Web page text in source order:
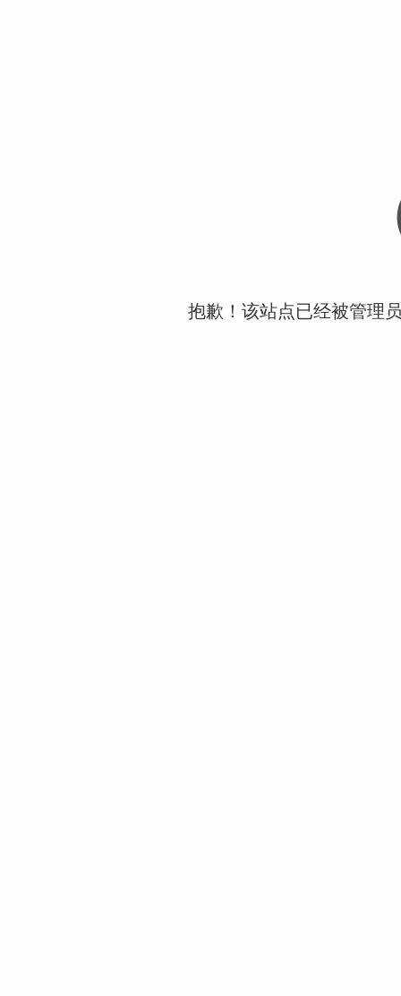
抱歉！该站点已经被管理